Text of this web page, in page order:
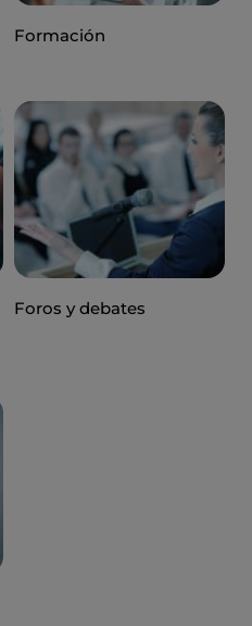
Formación
Foros y debates